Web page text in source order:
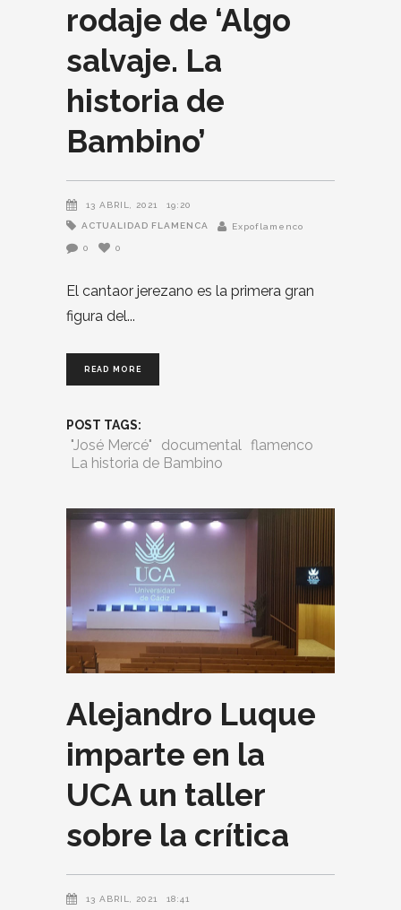
rodaje de ‘Algo
salvaje. La
historia de
Bambino’
13 ABRIL, 2021 19:20
ACTUALIDAD FLAMENCA Expoflamenco
0 0
El cantaor jerezano es la primera gran
figura del
READ MORE
POST TAGS:
"José Mercé" documental flamenco
La historia de Bambino
Alejandro Luque
imparte en la
UCA un taller
sobre la crítica
13 ABRIL, 2021 18:41